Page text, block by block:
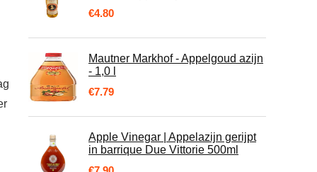
€4.80
Mautner Markhof - Appelgoud azijn
- 1,0 l
€7.79
Apple Vinegar | Appelazijn gerijpt
in barrique Due Vittorie 500ml